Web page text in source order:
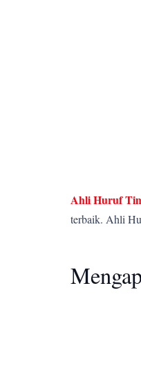
Ahli Huruf
terbaik. Ahli